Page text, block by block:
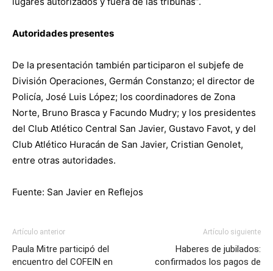
Autoridades presentes
De la presentación también participaron el subjefe de
División Operaciones, Germán Constanzo; el director de
Policía, José Luis López; los coordinadores de Zona
Norte, Bruno Brasca y Facundo Mudry; y los presidentes
del Club Atlético Central San Javier, Gustavo Favot, y del
Club Atlético Huracán de San Javier, Cristian Genolet,
entre otras autoridades.
Fuente: San Javier en Reflejos
Artículo anterior
Paula Mitre participó del
encuentro del COFEIN en
Artículo siguiente
Haberes de jubilados:
confirmados los pagos de